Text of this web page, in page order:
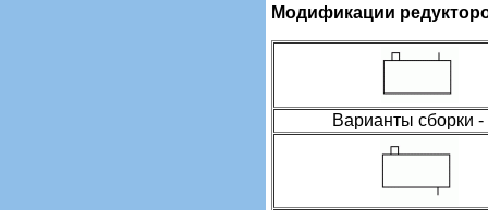
Модификации
Варианты сборки -